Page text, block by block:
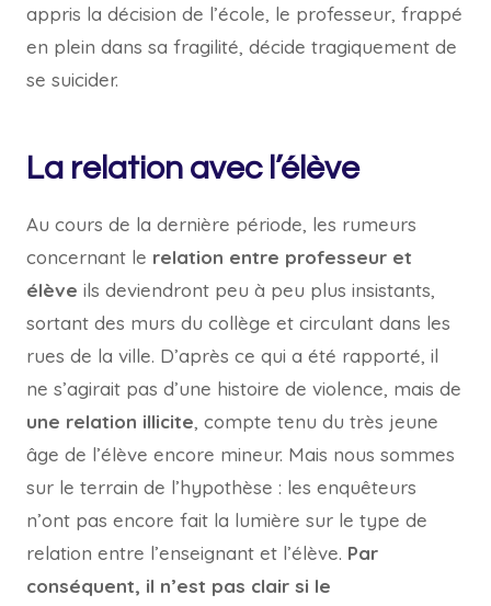
appris la décision de l’école, le professeur, frappé
en plein dans sa fragilité, décide tragiquement de
se suicider.
La relation avec l’élève
Au cours de la dernière période, les rumeurs
concernant le relation entre professeur et
élève ils deviendront peu à peu plus insistants,
sortant des murs du collège et circulant dans les
rues de la ville. D’après ce qui a été rapporté, il
ne s’agirait pas d’une histoire de violence, mais de
une relation illicite, compte tenu du très jeune
âge de l’élève encore mineur. Mais nous sommes
sur le terrain de l’hypothèse : les enquêteurs
n’ont pas encore fait la lumière sur le type de
relation entre l’enseignant et l’élève. Par
conséquent, il n’est pas clair si le